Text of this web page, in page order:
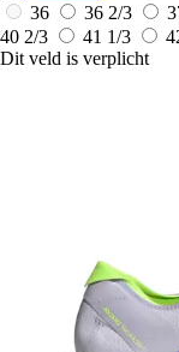
36
36 2/3
40 2/3
41 1/3
Dit veld is verplicht